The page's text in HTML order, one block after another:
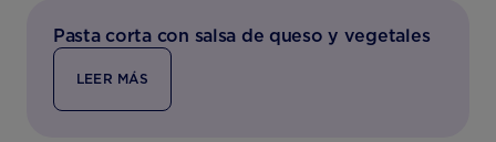
Pasta corta con salsa de queso y vegetales
LEER MÁS